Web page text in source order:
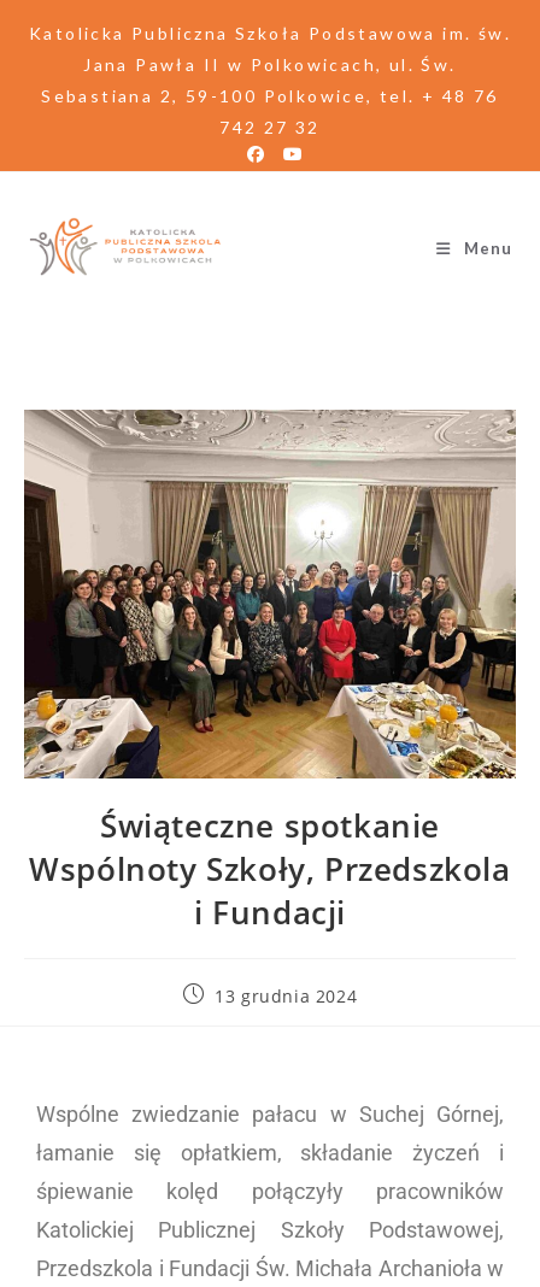
Katolicka Publiczna Szkoła Podstawowa im. św.
Jana Pawła II w Polkowicach, ul. Św.
Sebastiana 2, 59-100 Polkowice, tel. + 48 76
742 27 32
Menu
Świąteczne spotkanie
Wspólnoty Szkoły, Przedszkola
i Fundacji
13 grudnia 2024
Wspólne zwiedzanie pałacu w Suchej Górnej,
łamanie się opłatkiem, składanie życzeń i
śpiewanie kolęd połączyły pracowników
Katolickiej Publicznej Szkoły Podstawowej,
Przedszkola i Fundacji Św. Michała Archanioła w